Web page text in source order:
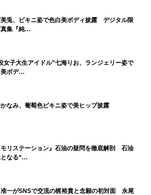
兎、ビキニ姿で色白美ボディ披露 デジタル限
真集『純…
女子大生アイドル”七海りお、ランジェリー姿で
美ボデ…
なみ、葡萄色ビキニ姿で美ヒップ披露
モリステーション』石油の疑問を徹底解剖 石油
なる“…
准一がSNSで交流の梶裕貴と念願の初対面 永尾